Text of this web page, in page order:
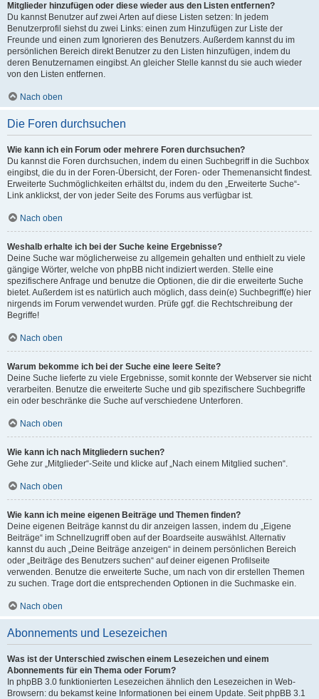
Mitglieder hinzufügen oder diese wieder aus den Listen entfernen?
Du kannst Benutzer auf zwei Arten auf diese Listen setzen: In jedem
Benutzerprofil siehst du zwei Links: einen zum Hinzufügen zur Liste der
Freunde und einen zum Ignorieren des Benutzers. Außerdem kannst du im
persönlichen Bereich direkt Benutzer zu den Listen hinzufügen, indem du
deren Benutzernamen eingibst. An gleicher Stelle kannst du sie auch wieder
von den Listen entfernen.
Nach oben
Die Foren durchsuchen
Wie kann ich ein Forum oder mehrere Foren durchsuchen?
Du kannst die Foren durchsuchen, indem du einen Suchbegriff in die Suchbox
eingibst, die du in der Foren-Übersicht, der Foren- oder Themenansicht findest.
Erweiterte Suchmöglichkeiten erhältst du, indem du den „Erweiterte Suche“-
Link anklickst, der von jeder Seite des Forums aus verfügbar ist.
Nach oben
Weshalb erhalte ich bei der Suche keine Ergebnisse?
Deine Suche war möglicherweise zu allgemein gehalten und enthielt zu viele
gängige Wörter, welche von phpBB nicht indiziert werden. Stelle eine
spezifischere Anfrage und benutze die Optionen, die dir die erweiterte Suche
bietet. Außerdem ist es natürlich auch möglich, dass dein(e) Suchbegriff(e) hier
nirgends im Forum verwendet wurden. Prüfe ggf. die Rechtschreibung der
Begriffe!
Nach oben
Warum bekomme ich bei der Suche eine leere Seite?
Deine Suche lieferte zu viele Ergebnisse, somit konnte der Webserver sie nicht
verarbeiten. Benutze die erweiterte Suche und gib spezifischere Suchbegriffe
ein oder beschränke die Suche auf verschiedene Unterforen.
Nach oben
Wie kann ich nach Mitgliedern suchen?
Gehe zur „Mitglieder“-Seite und klicke auf „Nach einem Mitglied suchen“.
Nach oben
Wie kann ich meine eigenen Beiträge und Themen finden?
Deine eigenen Beiträge kannst du dir anzeigen lassen, indem du „Eigene
Beiträge“ im Schnellzugriff oben auf der Boardseite auswählst. Alternativ
kannst du auch „Deine Beiträge anzeigen“ in deinem persönlichen Bereich
oder „Beiträge des Benutzers suchen“ auf deiner eigenen Profilseite
verwenden. Benutze die erweiterte Suche, um nach von dir erstellen Themen
zu suchen. Trage dort die entsprechenden Optionen in die Suchmaske ein.
Nach oben
Abonnements und Lesezeichen
Was ist der Unterschied zwischen einem Lesezeichen und einem
Abonnements für ein Thema oder Forum?
In phpBB 3.0 funktionierten Lesezeichen ähnlich den Lesezeichen in Web-
Browsern: du bekamst keine Informationen bei einem Update. Seit phpBB 3.1